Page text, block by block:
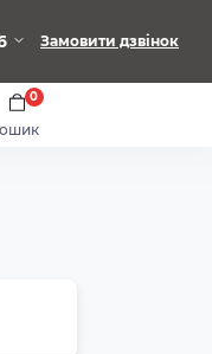
Замовити дзвінок
0